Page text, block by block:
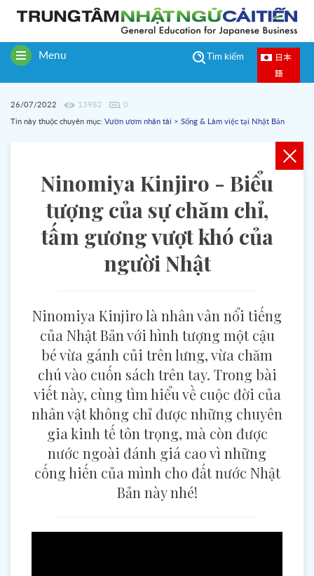
ToggleMenu
日本
語
Tìm kiếm
26/07/2022 13982 0
Tin này thuộc chuyên mục: Vườn ươm nhân tài > Sống & Làm việc tại Nhật Bản
Ninomiya Kinjiro - Biểu
tượng của sự chăm chỉ,
tấm gương vượt khó của
người Nhật
Ninomiya Kinjiro là nhân vân nổi tiếng
của Nhật Bản với hình tượng một cậu
bé vừa gánh củi trên lưng, vừa chăm
chú vào cuốn sách trên tay. Trong bài
viết này, cùng tìm hiểu về cuộc đời của
nhân vật không chỉ được những chuyên
gia kinh tế tôn trọng, mà còn được
nước ngoài đánh giá cao vì những
cống hiến của mình cho đất nước Nhật
Bản này nhé!